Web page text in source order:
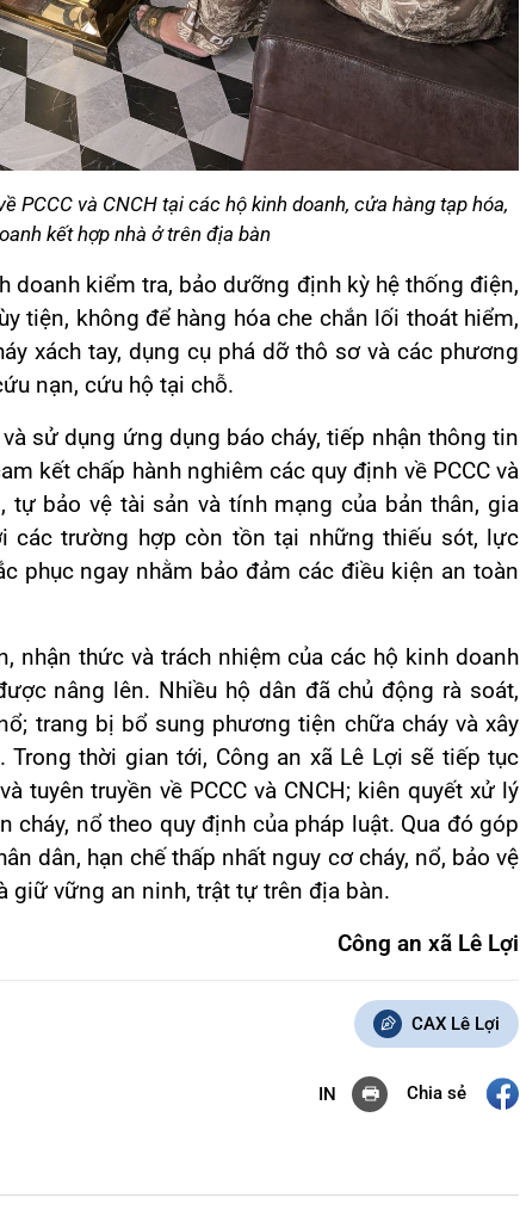
PCCC và CNCH tại các hộ kinh doanh, cửa hàng tạp hóa,
kết hợp nhà ở trên địa bàn
doanh kiểm tra, bảo dưỡng định kỳ hệ thống điện,
tiện, không để hàng hóa che chắn lối thoát hiểm,
xách tay, dụng cụ phá dỡ thô sơ và các phương
nạn, cứu hộ tại chỗ.
sử dụng ứng dụng báo cháy, tiếp nhận thông tin
kết chấp hành nghiêm các quy định về PCCC và
tự bảo vệ tài sản và tính mạng của bản thân, gia
trường hợp còn tồn tại những thiếu sót, lực
phục ngay nhằm bảo đảm các điều kiện an toàn
nhận thức và trách nhiệm của các hộ kinh doanh
nâng lên. Nhiều hộ dân đã chủ động rà soát,
trang bị bổ sung phương tiện chữa cháy và xây
thời gian tới, Công an xã Lê Lợi sẽ tiếp tục
tuyên truyền về PCCC và CNCH; kiên quyết xử lý
nổ theo quy định của pháp luật. Qua đó góp
dân, hạn chế thấp nhất nguy cơ cháy, nổ, bảo vệ
giữ vững an ninh, trật tự trên địa bàn.
Công an xã Lê Lợi
CAX Lê Lợi
IN Chia sẻ